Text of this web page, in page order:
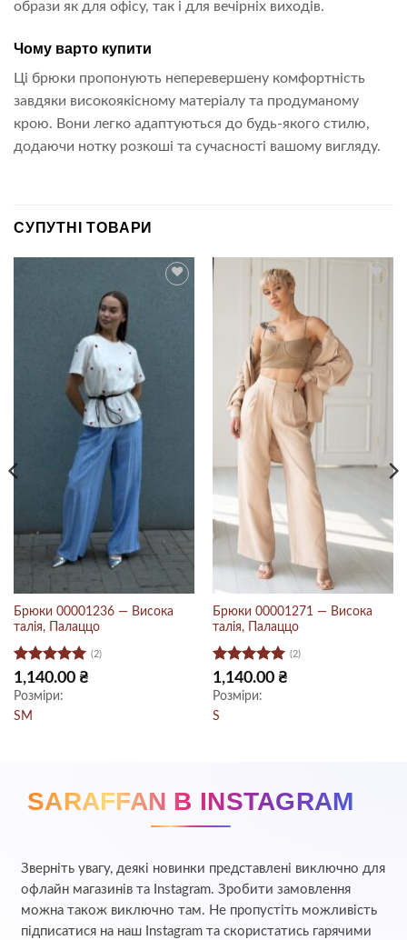
образи як для офісу, так і для вечірніх виходів.
Чому варто купити
Ці брюки пропонують неперевершену комфортність
завдяки високоякісному матеріалу та продуманому
крою. Вони легко адаптуються до будь-якого стилю,
додаючи нотку розкоші та сучасності вашому вигляду.
СУПУТНІ ТОВАРИ
Брюки 00001236 — Висока
талія, Палаццо
Оцінено в
5з 5
(2)
1,140.00 ₴
Розміри:
S M
Брюки 00001271 — Висока
талія, Палаццо
Оцінено в
5з 5
(2)
1,140.00 ₴
Розміри:
S
SARAFFAN В INSTAGRAM
Зверніть увагу, деякі новинки представлені виключно для
офлайн магазинів та Instagram. Зробити замовлення
можна також виключно там. Не пропустіть можливість
підписатися на наш Instagram та скористатись гарячими